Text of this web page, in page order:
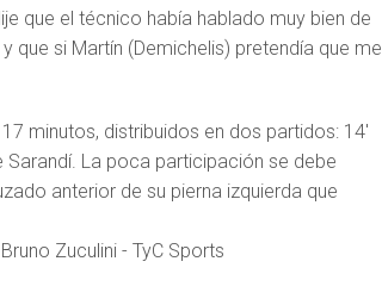
que el técnico había hablado muy bien de
que si Martín (Demichelis) pretendía que me
minutos, distribuidos en dos partidos: 14′
Sarandí. La poca participación se debe
anterior de su pierna izquierda que